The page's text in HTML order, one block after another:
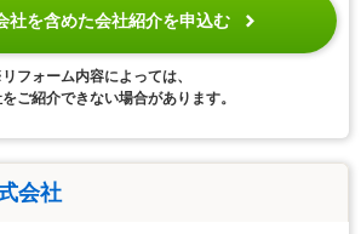
社を含めた会社紹介を申込む
フォーム内容によっては、
ご紹介できない場合があります。
会社